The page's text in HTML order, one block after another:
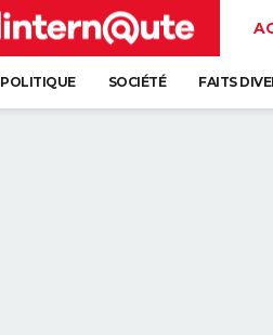
POLITIQUE SOCIÉTÉ FAITS